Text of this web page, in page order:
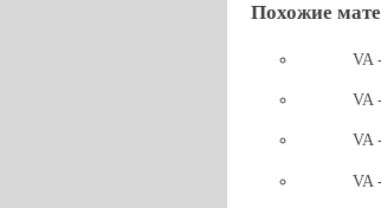
Похожие
VA
VA
VA
VA